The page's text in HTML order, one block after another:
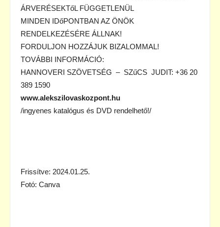
ÁRVERÉSEKTőL FÜGGETLENÜL
MINDEN IDőPONTBAN AZ ÖNÖK
RENDELKEZÉSÉRE ÁLLNAK!
FORDULJON HOZZÁJUK BIZALOMMAL!
TOVÁBBI INFORMÁCIÓ:
HANNOVERI SZÖVETSÉG – SZűCS JUDIT: +36 20
389 1590
www.alekszilovaskozpont.hu
/ingyenes katalógus és DVD rendelhető!/
Frissítve: 2024.01.25.
Fotó: Canva